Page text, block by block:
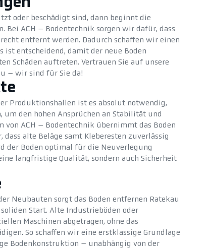
oder beschädigt sind, dann beginnt die
Bei ACH – Bodentechnik sorgen wir dafür, dass
entfernt werden. Dadurch schaffen wir einen
ist entscheidend, damit der neue Boden
Schäden auftreten. Vertrauen Sie auf unsere
– wir sind für Sie da!
Produktionshallen ist es absolut notwendig,
um den hohen Ansprüchen an Stabilität und
von ACH – Bodentechnik übernimmt das Boden
alte Beläge samt Kleberesten zuverlässig
der Boden optimal für die Neuverlegung
langfristige Qualität, sondern auch Sicherheit
Neubauten sorgt das Boden entfernen Ratekau
Start. Alte Industrieböden oder
Maschinen abgetragen, ohne das
So schaffen wir eine erstklassige Grundlage
Bodenkonstruktion – unabhängig von der